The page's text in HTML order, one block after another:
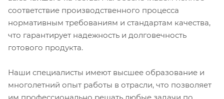
соответствие производственного процесса
нормативным требованиям и стандартам качества,
что гарантирует надежность и долговечность
готового продукта.
Наши специалисты имеют высшее образование и
многолетний опыт работы в отрасли, что позволяет